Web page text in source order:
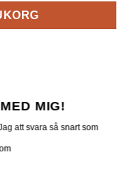
MIG!
att svara så snart som